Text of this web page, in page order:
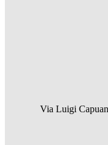
Via Luigi